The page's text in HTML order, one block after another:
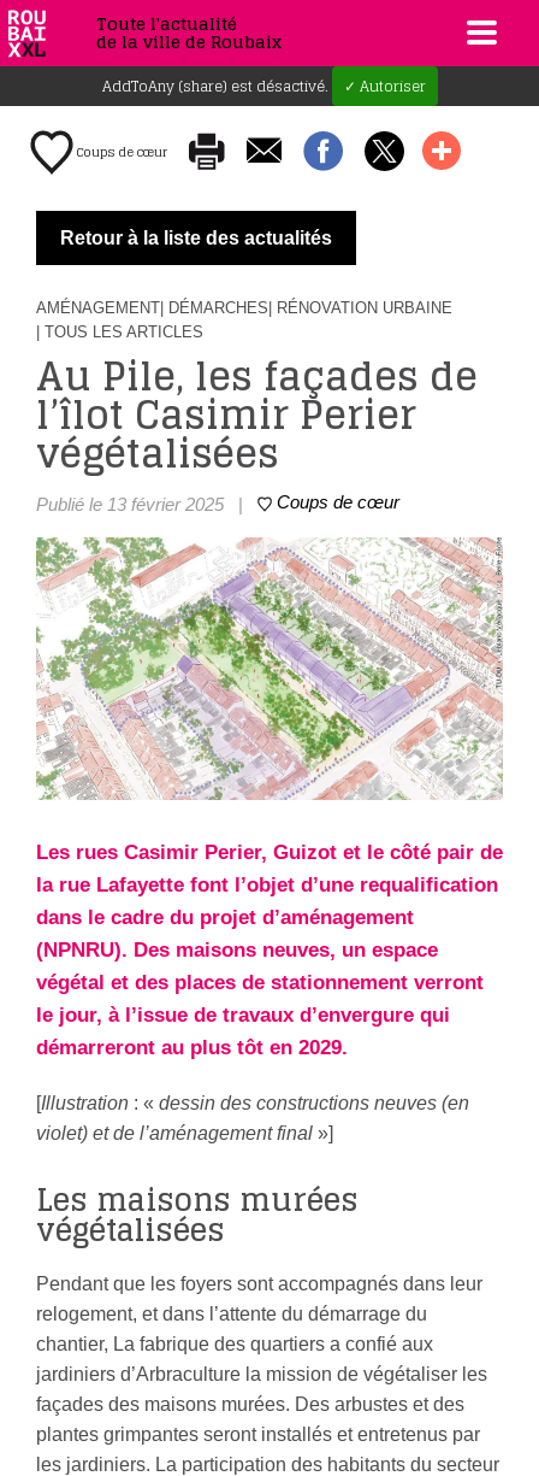
Toute l'actualité
de la ville de Roubaix
AddToAny (share) est désactivé. ✓ Autoriser
Coups de cœur
Retour à la liste des actualités
AMÉNAGEMENT | DÉMARCHES | RÉNOVATION URBAINE
| TOUS LES ARTICLES
Au Pile, les façades de
l’îlot Casimir Perier
végétalisées
Publié le 13 février 2025 | Coups de cœur
Les rues Casimir Perier, Guizot et le côté pair de
la rue Lafayette font l’objet d’une requalification
dans le cadre du projet d’aménagement
(NPNRU). Des maisons neuves, un espace
végétal et des places de stationnement verront
le jour, à l’issue de travaux d’envergure qui
démarreront au plus tôt en 2029.
[Illustration : « dessin des constructions neuves (en
violet) et de l’aménagement final »]
Les maisons murées
végétalisées
Pendant que les foyers sont accompagnés dans leur
relogement, et dans l’attente du démarrage du
chantier, La fabrique des quartiers a confié aux
jardiniers d’Arbraculture la mission de végétaliser les
façades des maisons murées. Des arbustes et des
plantes grimpantes seront installés et entretenus par
les jardiniers. La participation des habitants du secteur